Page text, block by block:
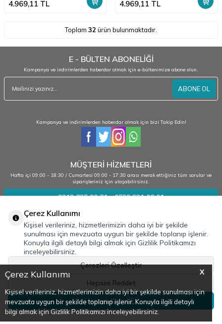
X
Çerez Kullanımı
Kişisel verileriniz, hizmetlerimizin daha iyi bir şekilde sunulması için
mevzuata uygun bir şekilde toplanıp işlenir. Konuyla ilgili detaylı
bilgi almak için Gizlilik Politikamızı inceleyebilirsiniz.
4.969,11 TL 4.969,11 TL
Toplam 32 ürün bulunmaktadır.
E - BÜLTEN ABONELİĞİ
Kampanya ve indirimlerden haberdar olmak için e-bültenimize abone olun.
ABONE OL
Kampanya ve indirimlerden haberdar olmak için bizi Takip Edin!
MÜŞTERİ HİZMETLERİ
Hafta içi 09:00 - 18:30 / Cumartesi 09:00 - 17:30 arası merak ettiğiniz tüm sorular ve
siparişleriniz için ulaşabilirsiniz.
0212 635 90 71 - 0539 331 06 01
Kurumsal
Bilgilendirme
Adres & İletişim
Çerez Kullanımı
Kişisel verileriniz, hizmetlerimizin daha iyi bir şekilde
sunulması için mevzuata uygun bir şekilde toplanıp işlenir.
Konuyla ilgili detaylı bilgi almak için Gizlilik Politikamızı
inceleyebilirsiniz.
Çerezleri Özelleştir
Hepsini Reddet
Hepsini Kabul Et